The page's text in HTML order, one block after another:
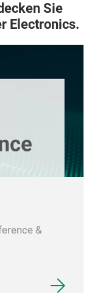
Sie
Electronics.
&